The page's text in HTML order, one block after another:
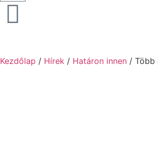
Kezdőlap / Hírek / Határon innen / Több